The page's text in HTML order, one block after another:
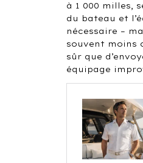
à 1 000 milles,
du bateau et
nécessaire –
souvent moins
sûr que
équipage